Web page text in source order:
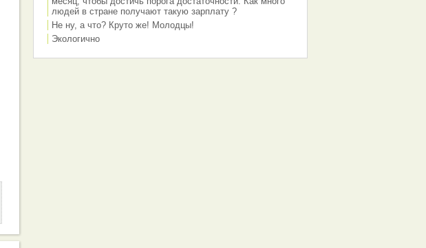
людей в стране получают такую зарплату ?
Не ну, а что? Круто же! Молодцы!
Экологично